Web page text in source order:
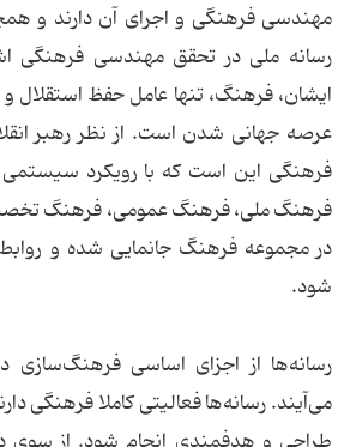
مهندسی فرهنگی و اجرای آن دارند و
رسانه ملی در تحقق مهندسی فرهنگی
ایشان، فرهنگ، تنها عامل حفظ استقلال
عرصه جهانی شدن است. از نظر رهبر
فرهنگی این است که با رویکرد
فرهنگ ملی، فرهنگ عمومی، فرهنگ
در مجموعه فرهنگ جانمایی شده و
شود.
رسانه‌ها از اجزای اساسی
می‌آیند. رسانه‌ها فعالیتی کاملا فرهنگی